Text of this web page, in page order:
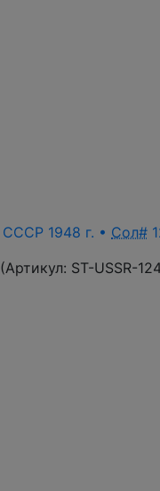
СССР 1948 г. • Сол#
(Артикул: ST-USSR-